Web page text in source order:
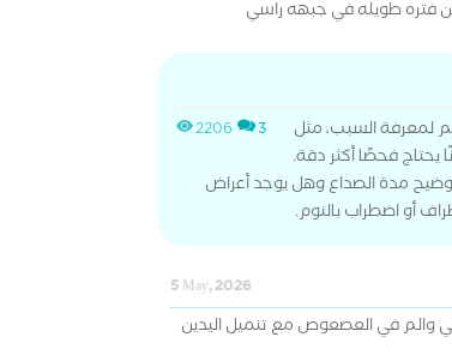
فتره طويله في جبهه راسي
2206 3
لمعرفة السبب، مثل
يحتاج فحصًا أكثر دقة.
مدة الصداع وهل يوجد أعراض
أو اضطراب بالنوم.
5 May, 2026
والم في العصعوص مع تنميل اليدين